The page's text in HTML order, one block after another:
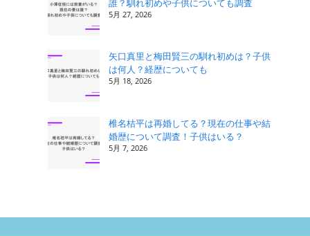
誰？馴れ初めや子供についても調査
5月 27, 2026
矢口真里と梅田賢三の馴れ初めは？子供
は何人？経歴についても
5月 18, 2026
椎名桔平は再婚してる？現在の仕事や結
婚歴について調査！子供はいる？
5月 7, 2026